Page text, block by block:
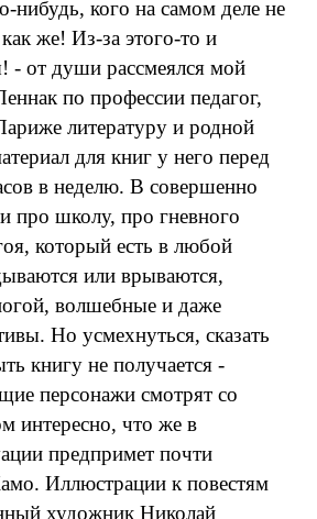
нибудь, кого на самом деле не
же! Из-за этого-то и
- от души рассмеялся мой
по профессии педагог,
литературу и родной
для книг у него перед
в неделю. В совершенно
про школу, про гневного
который есть в любой
или врываются,
волшебные и даже
Но усмехнуться, сказать
книгу не получается -
персонажи смотрят со
интересно, что же в
предпримет почти
Иллюстрации к повестям
художник Николай